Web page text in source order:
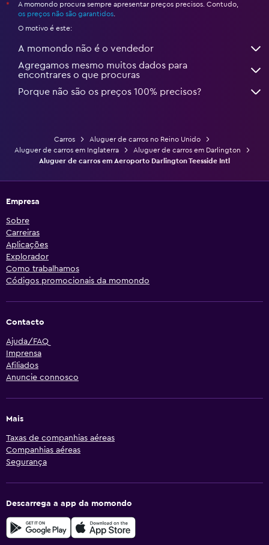
*
A momondo procura sempre apresentar preços precisos. Contudo,
os preços não são garantidos.
O motivo é este:
A momondo não é o vendedor
Agregamos mesmo muitos dados para
encontrares o que procuras
Porque não são os preços 100% precisos?
Carros
Aluguer de carros no Reino Unido
Aluguer de carros em Inglaterra
Aluguer de carros em Darlington
Aluguer de carros em Aeroporto Darlington Teesside Intl
Empresa
Sobre
Carreiras
Aplicações
Explorador
Como trabalhamos
Códigos promocionais da momondo
Contacto
Ajuda/FAQ
Imprensa
Afiliados
Anuncie connosco
Mais
Taxas de companhias aéreas
Companhias aéreas
Segurança
Descarrega a app da momondo